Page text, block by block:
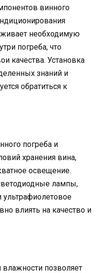
винного
необходимую
погреба, что
качества. Установка
знаний и
обратиться к
погреба и
хранения вина,
освещение.
лампы,
ультрафиолетовое
влиять на качество и
влажности позволяет